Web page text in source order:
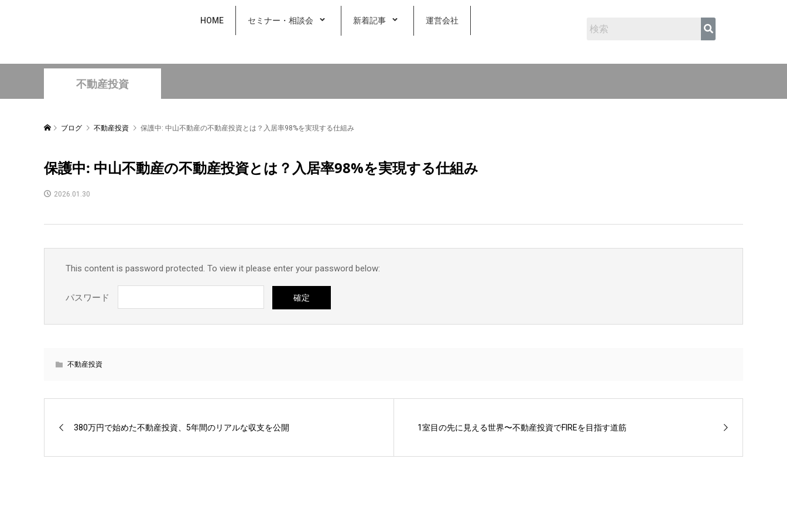
HOME セミナー・相談会 新着記事 運営会社
不動産投資
ブログ 不動産投資 保護中: 中山不動産の不動産投資とは？入居率98%を実現する仕組み
保護中: 中山不動産の不動産投資とは？入居率98%を実現する仕組み
2026.01.30
This content is password protected. To view it please enter your password below:
パスワード
不動産投資
380万円で始めた不動産投資、5年間のリアルな収支を公開 1室目の先に見える世界〜不動産投資でFIREを目指す道筋